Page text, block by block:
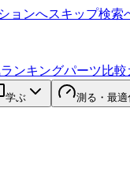
ョンへスキップ検索
ンキングパーツ比較
学ぶ 測る・最適